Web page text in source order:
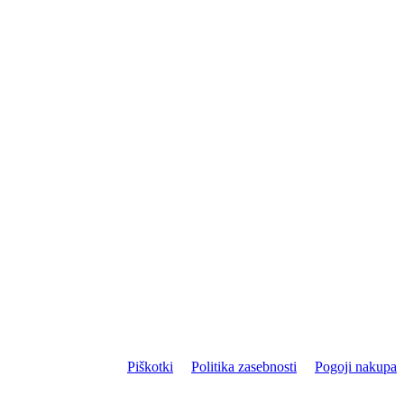
Piškotki
Politika zasebnosti Pogoji nakupa